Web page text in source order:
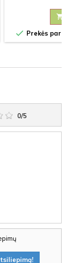

 Prekės
0/5